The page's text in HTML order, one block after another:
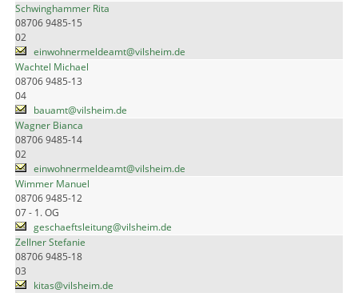
Schwinghammer Rita
08706 9485-15
02
einwohnermeldeamt@vilsheim.de
Wachtel Michael
08706 9485-13
04
bauamt@vilsheim.de
Wagner Bianca
08706 9485-14
02
einwohnermeldeamt@vilsheim.de
Wimmer Manuel
08706 9485-12
07 - 1. OG
geschaeftsleitung@vilsheim.de
Zellner Stefanie
08706 9485-18
03
kitas@vilsheim.de